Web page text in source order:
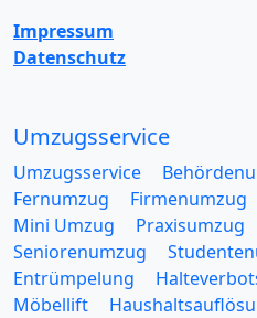
Impressum
Datenschutz
Umzugsservice
Umzugsservice
Fernumzug
Firmenumzug
Mini Umzug
Praxisumzug
Seniorenumzug
Entrümpelung
Möbellift